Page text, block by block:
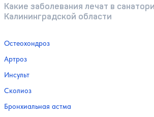
Какие заболевания лечат в
Калининградской области
Остеохондроз
Артроз
Инсульт
Сколиоз
Бронхиальная астма